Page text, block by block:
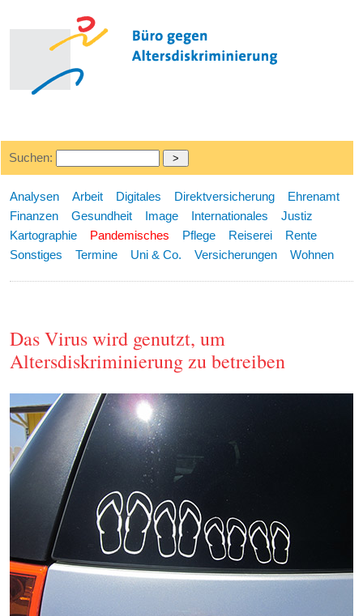
Suchen:
Analysen Arbeit Digitales Direktversicherung
Ehrenamt
Finanzen
Gesundheit Image Internationales
Justiz
Kartographie
Pandemisches Pflege Reiserei
Rente
Sonstiges
Termine Uni & Co. Versicherungen Wohnen
Das Virus wird genutzt, um
Altersdiskriminierung zu betreiben